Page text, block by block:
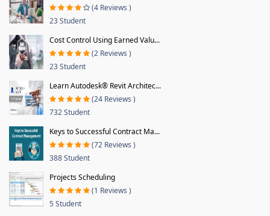
(4 Reviews )
23 Student
Cost Control Using Earned Valu...
(2 Reviews )
23 Student
Learn Autodesk® Revit Architec...
(24 Reviews )
732 Student
Keys to Successful Contract Ma...
(72 Reviews )
388 Student
Projects Scheduling
(1 Reviews )
5 Student